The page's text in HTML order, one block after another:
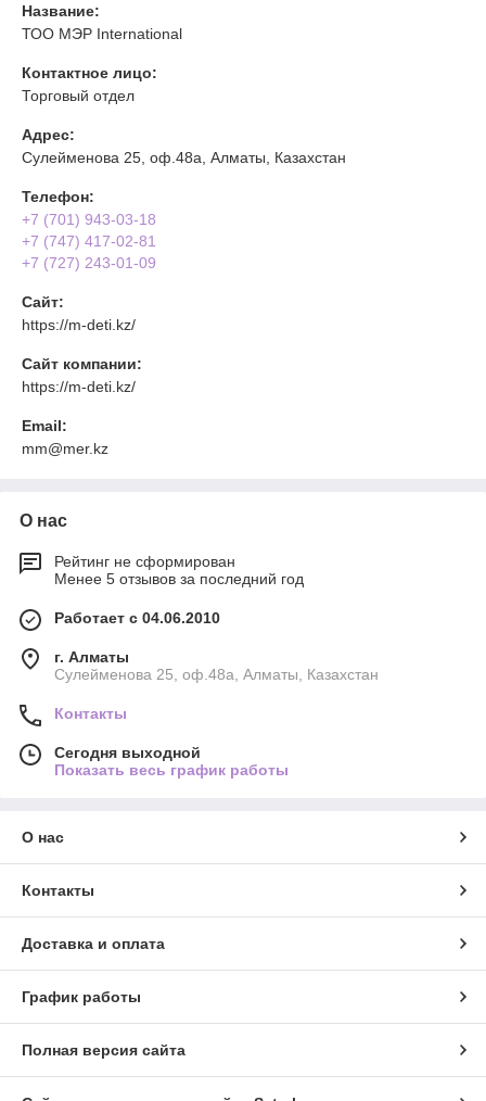
Название:
ТОО МЭР International
Контактное лицо:
Торговый отдел
Адрес:
Сулейменова 25, оф.48а, Алматы, Казахстан
Телефон:
+7 (701) 943-03-18
+7 (747) 417-02-81
+7 (727) 243-01-09
Сайт:
https://m-deti.kz/
Сайт компании:
https://m-deti.kz/
Email:
mm@mer.kz
О нас
Рейтинг не сформирован
Менее 5 отзывов за последний год
Работает с 04.06.2010
г. Алматы
Сулейменова 25, оф.48а, Алматы, Казахстан
Контакты
Сегодня выходной
Показать весь график работы
О нас
Контакты
Доставка и оплата
График работы
Полная версия сайта